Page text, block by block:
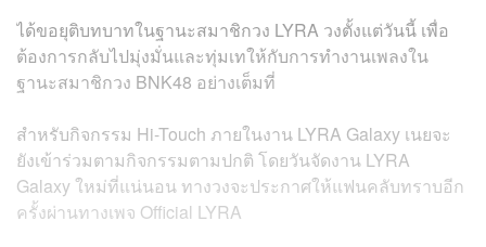
ได้ขอยุติบทบาทในฐานะสมาชิกวง LYRA วงตั้งแต่วันนี้ เพื่อ
ต้องการกลับไปมุ่งมั่นและทุ่มเทให้กับการทำงานเพลงใน
ฐานะสมาชิกวง BNK48 อย่างเต็มที่
สำหรับกิจกรรม Hi-Touch ภายในงาน LYRA Galaxy เนยจะ
ยังเข้าร่วมตามกิจกรรมตามปกติ โดยวันจัดงาน LYRA
Galaxy ใหม่ที่แน่นอน ทางวงจะประกาศให้แฟนคลับทราบอีก
ครั้งผ่านทางเพจ Official LYRA